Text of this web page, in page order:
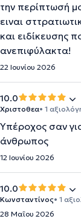
την περίπτωσή
ειναι
και ειδίκευσης
ανεπιφύλακτα!
22 Ιουνίου 2026
10.0
Χριστοθεα• 1
Υπέροχος σαν
άνθρωπος
12 Ιουνίου 2026
10.0
Κωνσταντίνος• 1
28 Μαΐου 2026